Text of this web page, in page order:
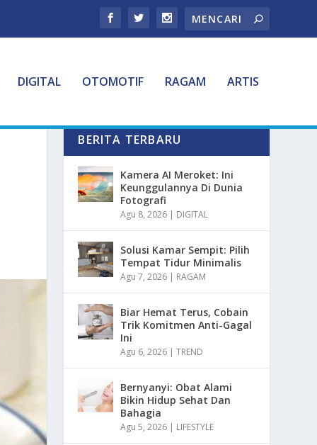
DIGITAL OTOMOTIF RAGAM ARTIS
BERITA TERBARU
Kamera AI Meroket: Ini
Keunggulannya Di Dunia
Fotografi
Agu 8, 2026 | DIGITAL
Solusi Kamar Sempit: Pilih
Tempat Tidur Minimalis
Agu 7, 2026 | RAGAM
Biar Hemat Terus, Cobain
Trik Komitmen Anti-Gagal
Ini
Agu 6, 2026 |TREND
Bernyanyi: Obat Alami
Bikin Hidup Sehat Dan
Bahagia
Agu 5, 2026 | LIFESTYLE